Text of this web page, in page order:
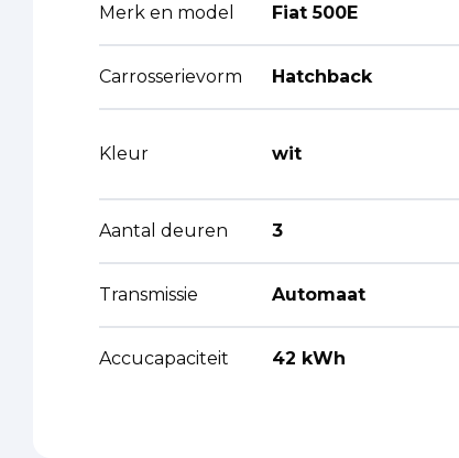
Merk en model Fiat 500E
Carrosserievorm Hatchback
Kleur wit
Aantal deuren 3
Transmissie Automaat
Accucapaciteit 42 kWh